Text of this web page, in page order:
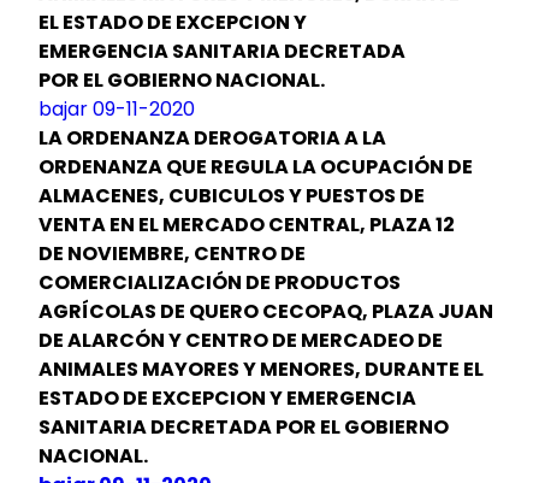
EL ESTADO DE EXCEPCION Y
EMERGENCIA SANITARIA DECRETADA
POR EL GOBIERNO NACIONAL.
bajar 09-11-2020
LAORDENANZA DEROGATORIA A LA
ORDENANZAQUE REGULALAOCUPACIÓN DE
ALMACENES, CUBICULOS Y PUESTOS DE
VENTAEN EL MERCADO CENTRAL, PLAZA 12
DE NOVIEMBRE, CENTRODE
COMERCIALIZACIÓN DE PRODUCTOS
AGRÍCOLAS DE QUEROCECOPAQ, PLAZA JUAN
DE ALARCÓN Y CENTRODE MERCADEO DE
ANIMALES MAYORES Y MENORES, DURANTE EL
ESTADODE EXCEPCIONYEMERGENCIA
SANITARIADECRETADA POR ELGOBIERNO
NACIONAL.